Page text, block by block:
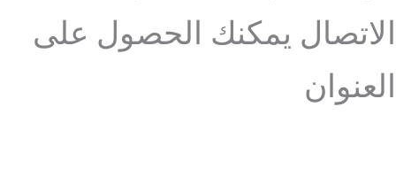
الاتصال يمكنك الحصول على
العنوان